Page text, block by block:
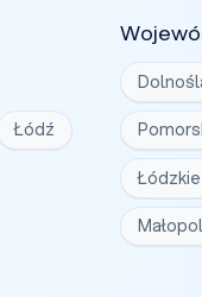
Łódź
Łódzkie